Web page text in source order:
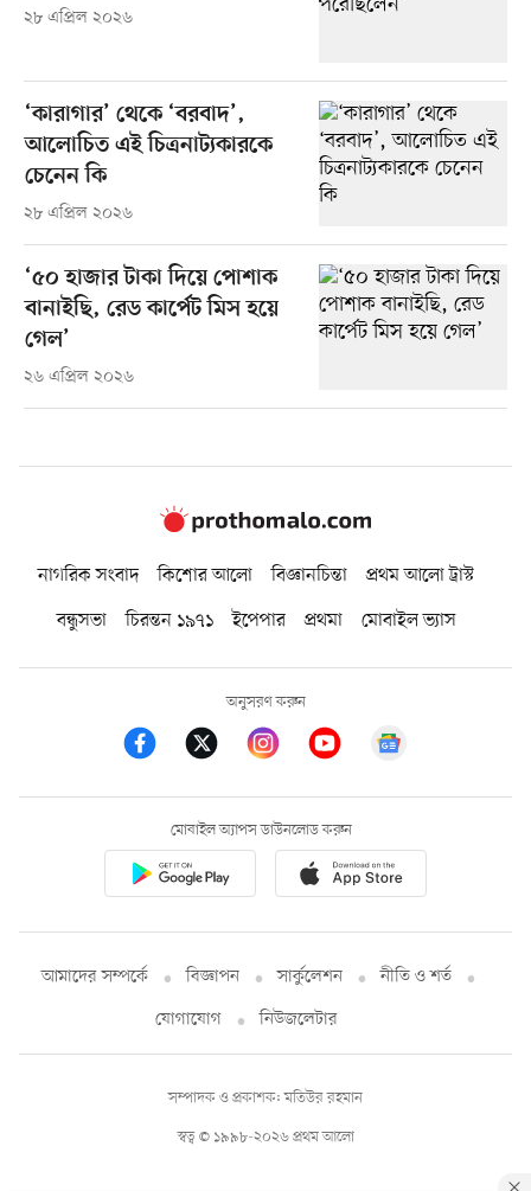
২৮ এপ্রিল ২০২৬
‘কারাগার’ থেকে ‘বরবাদ’,
আলোচিত এই চিত্রনাট্যকারকে
চেনেন কি
২৮ এপ্রিল ২০২৬
‘৫০ হাজার টাকা দিয়ে পোশাক
বানাইছি, রেড কার্পেট মিস হয়ে
গেল’
২৬ এপ্রিল ২০২৬
নাগরিক সংবাদ কিশোর আলো বিজ্ঞানচিন্তা
প্রথম আলো ট্রাস্ট
বন্ধুসভা
চিরন্তন ১৯৭১ ইপেপার প্রথমা মোবাইল ভ্যাস
অনুসরণ করুন
মোবাইল অ্যাপস ডাউনলোড করুন
আমাদের সম্পর্কে বিজ্ঞাপন সার্কুলেশন
নীতি ও শর্ত
যোগাযোগ
নিউজলেটার
স্বত্ব © ১৯৯৮-২০২৬ প্রথম আলো
সম্পাদক ও প্রকাশক: মতিউর রহমান